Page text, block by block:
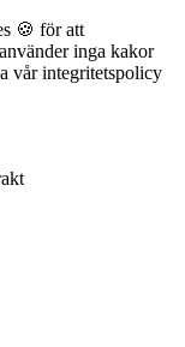
🍪 för att
inga kakor
vår integritetspolicy